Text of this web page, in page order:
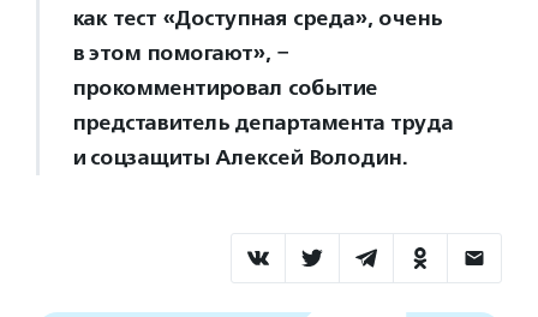
как тест «Доступная среда», очень
в этом помогают», −
прокомментировал событие
представитель департамента труда
и соцзащиты Алексей Володин.